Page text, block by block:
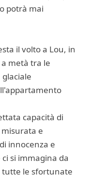
potrà mai
il volto a Lou, in
metà tra le
capacità di
e
innocenza e
si immagina da
tutte le sfortunate